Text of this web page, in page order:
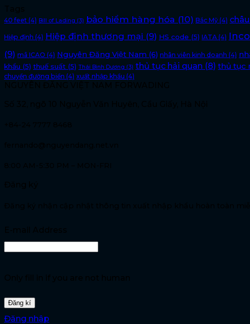
40 feet (4) Bill of Lading (3) bảo hiểm hàng hóa (10) Bắc Mỹ (4)
Hiệp định (4) Hiệp định thương mại (9) HS code (5) IATA (4)
(9) mã ICAO (4) Nguyên Đăng Việt Nam (6) nhân viên kinh doanh (4)
khẩu (5) thuế suất (5) Thái Bình Dương (3) thủ tục hải quan (8) thủ tục
chuyển đường biển (4) xuất nhập khẩu (4)
Đăng nhập